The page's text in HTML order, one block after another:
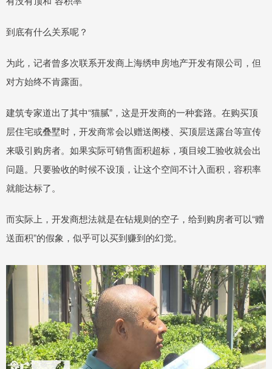
到底有什么关系呢？
为此，记者曾多次联系开发商上海绣申房地产开发有限公司，但
对方始终不肯露面。
建筑专家道出了其中“猫腻”，这是开发商的一种套路。在购买顶
层住宅或叠墅时，开发商常会以赠送阁楼、买顶层送露台等宣传
来吸引购房者。如果实际可销售面积超标，项目竣工验收就会出
问题。只要验收的时候不设顶，让这个空间不计入面积，容积率
就能达标了。
而实际上，开发商想法就是在钻规则的空子，给到购房者可以“赠
送面积”的假象，似乎可以买到赚到的幻觉。